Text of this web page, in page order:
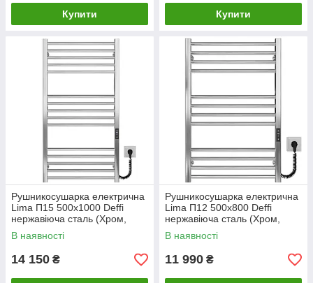
Купити Купити
Рушникосушарка електрична
Lima П15 500х1000 Deffi
нержавіюча сталь (Хром,
JD04, Праве підключення)
В наявності
14 150 ₴
Рушникосушарка електрична
Lima П12 500х800 Deffi
нержавіюча сталь (Хром,
JD04, Праве підключення)
В наявності
11 990 ₴